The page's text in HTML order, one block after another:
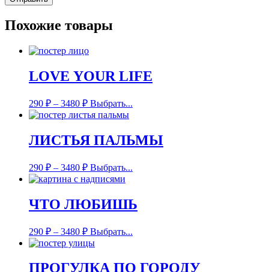
Похожие товары
LOVE YOUR LIFE
290 ₽ – 3480 ₽ Выбрать...
ЛИСТЬЯ ПАЛЬМЫ
290 ₽ – 3480 ₽ Выбрать...
ЧТО ЛЮБИШЬ
290 ₽ – 3480 ₽ Выбрать...
ПРОГУЛКА ПО ГОРОДУ